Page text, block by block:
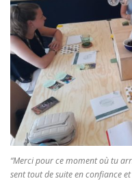
“Merci pour ce moment où tu
sent tout de suite en confiance